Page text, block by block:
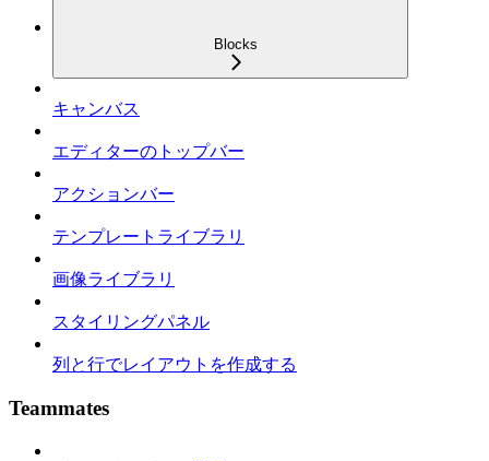
Blocks
キャンバス
エディターのトップバー
アクションバー
テンプレートライブラリ
画像ライブラリ
スタイリングパネル
列と行でレイアウトを作成する
Teammates